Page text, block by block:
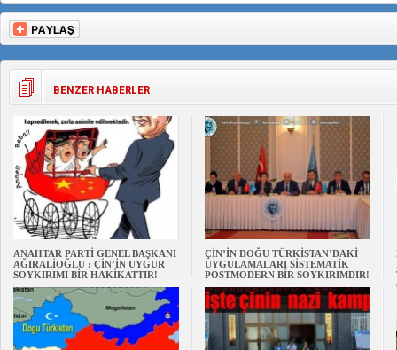
BENZER HABERLER
ANAHTAR PARTİ GENEL BAŞKANI
AĞIRALİOĞLU : ÇİN’İN UYGUR
SOYKIRIMI BİR HAKİKATTIR!
ÇİN’İN DOĞU TÜRKİSTAN’DAKİ
UYGULAMALARI SİSTEMATİK
POSTMODERN BİR SOYKIRIMDIR!